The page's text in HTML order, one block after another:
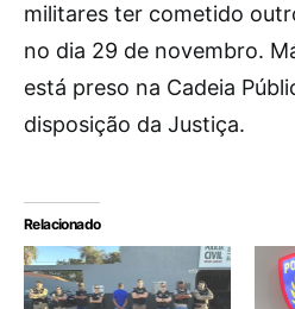
militares ter cometido
no dia 29 de novembro.
está preso na Cadeia
disposição da Justiça.
Relacionado